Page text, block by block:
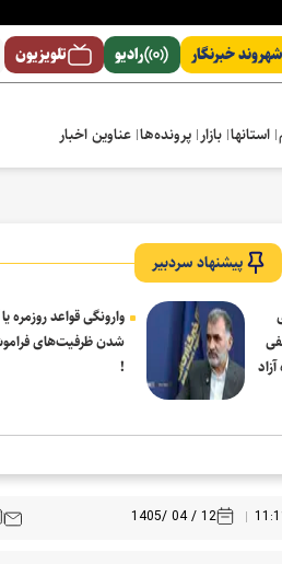
شهروند خبرنگار رادیو تلویزیون
استانها بازار پرونده‌ها عناوین اخبار
پیشنهاد سردبیر
وارونگی قواعد روزمره
شدن ظرفیت‌های
!
12 / 04 /1405